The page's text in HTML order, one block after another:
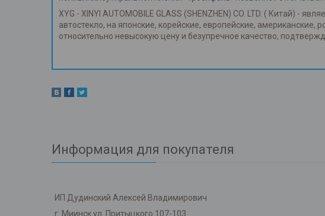
XYG - XINYI AUTOMOBILE GLASS (SHENZHEN) CO. LTD. ( Китай) -
автостекло, на японские, корейские, европейские,
относительно невысокую цену и безупречное качество,
Информация для покупателя
ИП Дудинский Алексей Владимирович
г. Миинск ул. Притыцкого 107-103